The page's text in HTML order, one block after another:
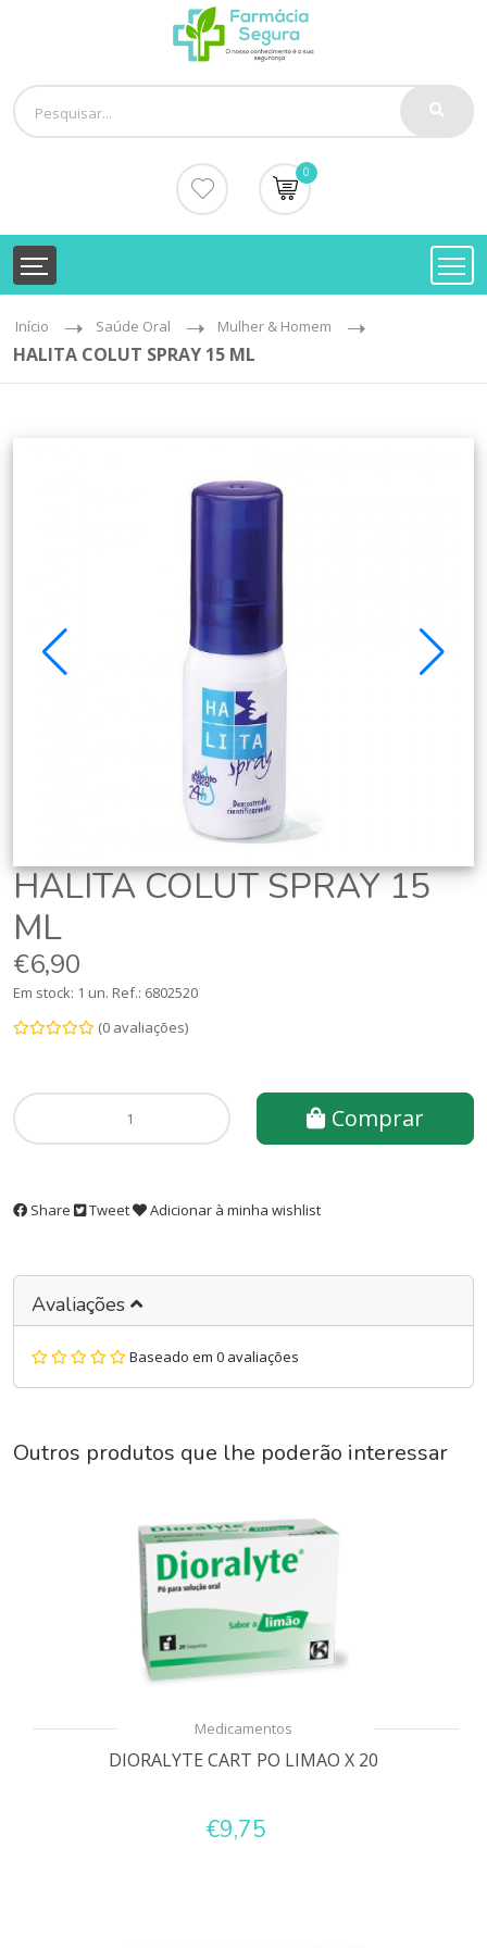
0
Início Saúde Oral Mulher & Homem
HALITA COLUT SPRAY 15 ML
HALITA COLUT SPRAY 15
ML
€6,90
Em stock: 1 un. Ref.: 6802520
(0 avaliações)
Comprar
Share Tweet Adicionar à minha wishlist
Avaliações
Baseado em 0 avaliações
Outros produtos que lhe poderão interessar
Medicamentos
DIORALYTE CART PO LIMAO X 20
€9,75